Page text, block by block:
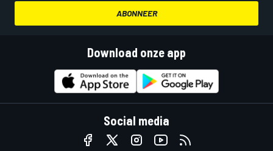
ABONNEER
Download onze app
Social media